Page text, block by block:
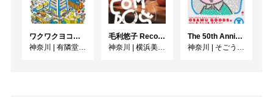
ワクワクヨコハマ
神奈川
有隣堂GALLERY
毛利悠子 Recompose ー 第60回ヴェネチア・ビエンナーレ日本館帰国展
神奈川
横浜美術館
The 50th Anniversary OSAMU GOODS 展
神奈川
そごう美術館